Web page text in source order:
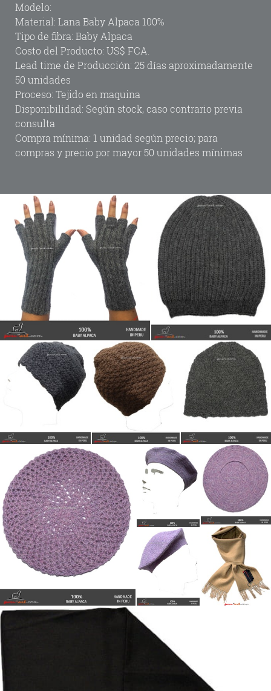
Modelo:
Material: Lana Baby Alpaca 100%
Tipo de fibra: Baby Alpaca
Costo del Producto: US$ FCA.
Lead time de Producción: 25 días aproximadamente
50 unidades
Proceso: Tejido en maquina
Disponibilidad: Según stock, caso contrario previa
consulta
Compra mínima: 1 unidad según precio; para
compras y precio por mayor 50 unidades mínimas